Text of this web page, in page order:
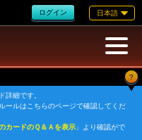
ログイン 日本語
?
詳細です。
ールはこちらのページで確認してくだ
カードのＱ＆Ａを表示 」より確認がで